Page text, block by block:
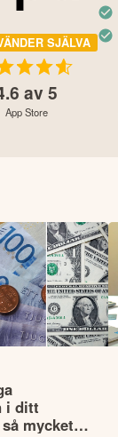
SJÄLVA
av 5
App Store
i ditt
mycket